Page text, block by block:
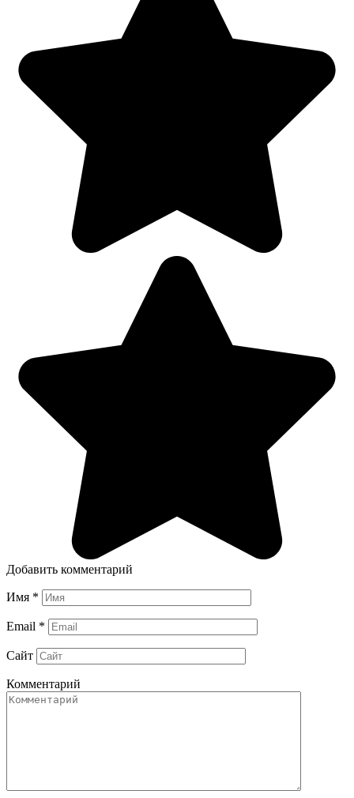
Добавить комментарий
Имя *
Email *
Сайт
Комментарий